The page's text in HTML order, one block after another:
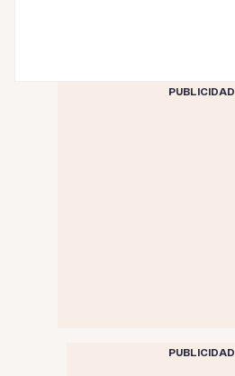
PUBLICIDAD
PUBLICIDAD